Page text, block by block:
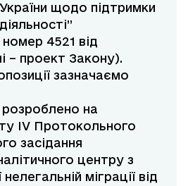
щодо підтримки
4521 від
– проект Закону).
зазначаємо
на
IV Протокольного
засідання
центру з
міграції від